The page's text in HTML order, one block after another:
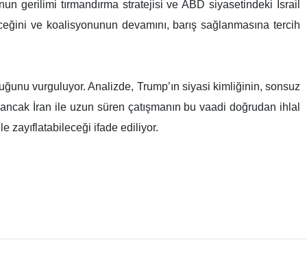
gerilimi tırmandırma stratejisi ve ABD siyasetindeki İsrail
ve koalisyonunun devamını, barış sağlanmasına tercih
vurguluyor. Analizde, Trump’ın siyasi kimliğinin, sonsuz
İran ile uzun süren çatışmanın bu vaadi doğrudan ihlal
zayıflatabileceği ifade ediliyor.